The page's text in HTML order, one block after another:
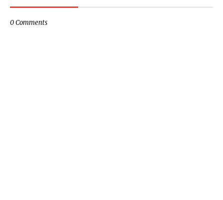
0 Comments